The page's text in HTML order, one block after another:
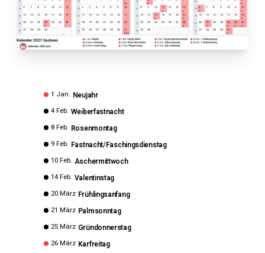
1 Jan. Neujahr
4 Feb. Weiberfastnacht
8 Feb. Rosenmontag
9 Feb. Fastnacht/Faschingsdienstag
10 Feb. Aschermittwoch
14 Feb. Valentinstag
20 März Frühlingsanfang
21 März Palmsonntag
25 März Gründonnerstag
26 März Karfreitag